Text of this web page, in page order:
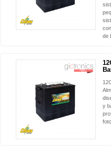
de
NUEVO
y